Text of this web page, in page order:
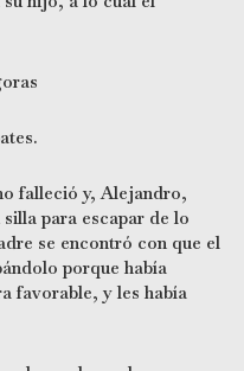
falleció y, Alejandro,
para escapar de lo
se encontró con que el
porque había
favorable, y les había